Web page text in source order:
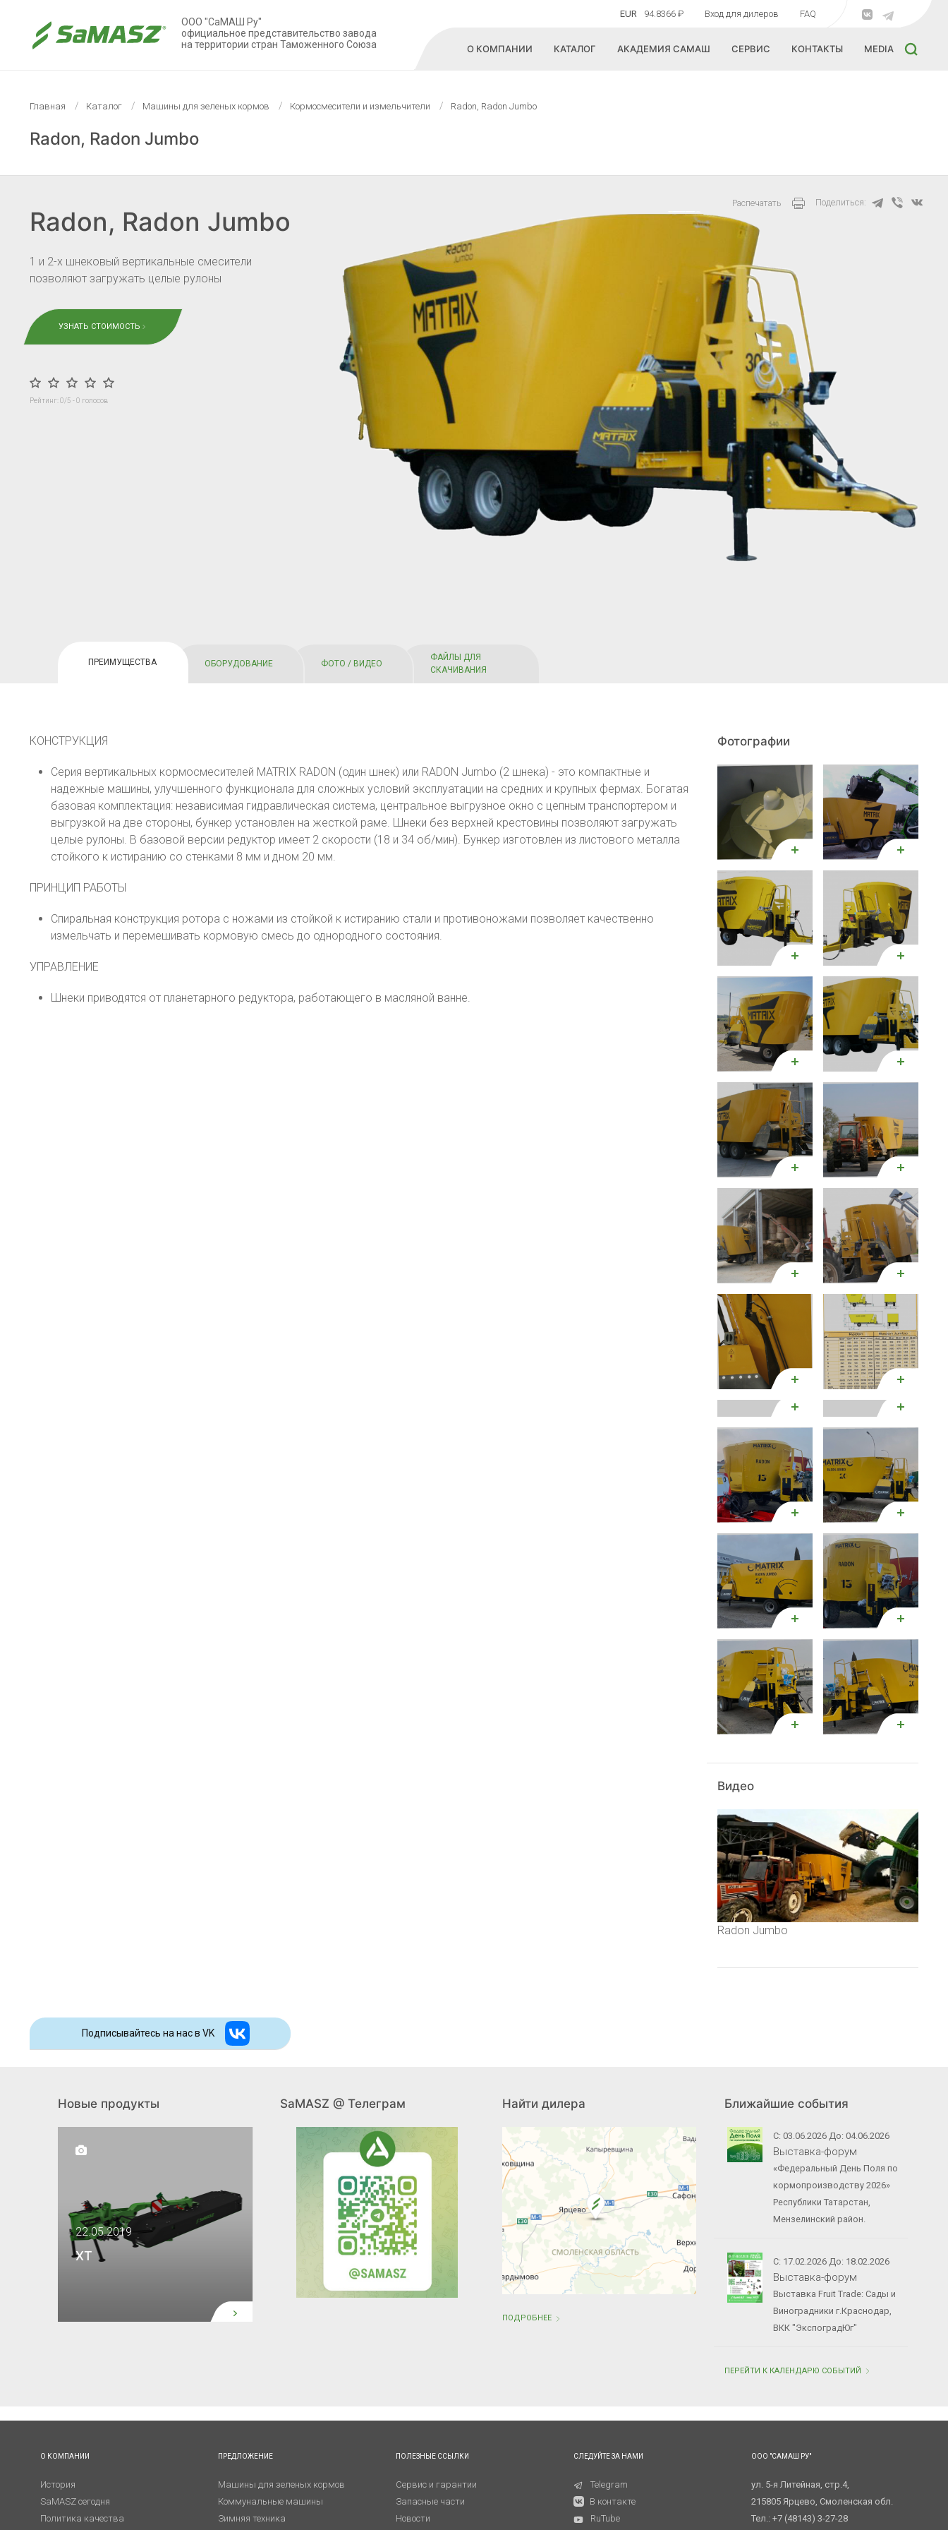
EUR 94.8366 ₽ Вход для дилеров FAQ
ООО "СаМАШ Ру"
официальное представительство завода
на территории стран Таможенного Союза
О КОМПАНИИ КАТАЛОГ АКАДЕМИЯ САМАШ СЕРВИС КОНТАКТЫ MEDIA
Главная Каталог Машины для зеленых кормов Кормосмесители и измельчители Radon, Radon Jumbo
Radon, Radon Jumbo
Распечатать Поделиться:
Radon, Radon Jumbo
1 и 2-х шнековый вертикальные смесители
позволяют загружать целые рулоны
УЗНАТЬ СТОИМОСТЬ
Рейтинг:0/5 -0 голосов
ФАЙЛЫ ДЛЯ
СКАЧИВАНИЯ
ФОТО / ВИДЕО
OБОРУДОВАНИЕ
ПРЕИМУЩЕСТВА
КОНСТРУКЦИЯ
Серия вертикальных кормосмесителей MATRIX RADON (один шнек) или RADON Jumbo (2 шнека) - это компактные и
надежные машины, улучшенного функционала для сложных условий эксплуатации на средних и крупных фермах. Богатая
базовая комплектация: независимая гидравлическая система, центральное выгрузное окно с цепным транспортером и
выгрузкой на две стороны, бункер установлен на жесткой раме. Шнеки без верхней крестовины позволяют загружать
целые рулоны. В базовой версии редуктор имеет 2 скорости (18 и 34 об/мин). Бункер изготовлен из листового металла
стойкого к истиранию со стенками 8 мм и дном 20 мм.
ПРИНЦИП РАБОТЫ
Спиральная конструкция ротора с ножами из стойкой к истиранию стали и противоножами позволяет качественно
измельчать и перемешивать кормовую смесь до однородного состояния.
УПРАВЛЕНИЕ
Шнеки приводятся от планетарного редуктора, работающего в масляной ванне.
Фотографии
Видео
Radon Jumbo
Подписывайтесь на наc в VK
Новые продукты
22.05.2019
XT
SaMASZ @ Телеграм Найти дилера
ПОДРОБНЕЕ
Ближайшие события
С: 03.06.2026 До: 04.06.2026
Выставка-форум
«Федеральный День Поля по
кормопроизводству 2026»
Республики Татарстан,
Мензелинский район.
С: 17.02.2026 До: 18.02.2026
Выставка-форум
Выставка Fruit Trade: Сады и
Виноградники г.Краснодар,
ВКК "ЭкспоградЮг"
ПЕРЕЙТИ К КАЛЕНДАРЮ СОБЫТИЙ
О КОМПАНИИ
История
SaMASZ сегодня
Политика качества
ПРЕДЛОЖЕНИЕ
Машины для зеленых кормов
Коммунальные машины
Зимняя техника
ПОЛЕЗНЫЕ ССЫЛКИ
Сервис и гарантии
Запасные части
Новости
СЛЕДУЙТЕ ЗА НАМИ
Telegram
В контакте
RuTube
ООО "САМАШ РУ"
ул. 5-я Литейная, стр.4,
215805 Ярцево, Смоленская обл.
Тел.: +7 (48143) 3-27-28